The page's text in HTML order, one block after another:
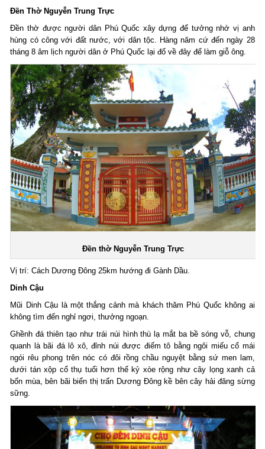
Đền Thờ Nguyễn Trung Trực
Đền thờ được người dân Phú Quốc xây dựng để tưởng nhớ vị anh
hùng có công với đất nước, với dân tộc. Hàng năm cứ đến ngày 28
tháng 8 âm lịch người dân ở Phú Quốc lại đổ về đây để làm giỗ ông.
Đền thờ Nguyễn Trung Trực
Vị trí: Cách Dương Đông 25km hướng đi Gành Dầu.
Dinh Cậu
Mũi Dinh Cậu là một thắng cảnh mà khách thăm Phú Quốc không ai
không tìm đến nghỉ ngơi, thưởng ngoạn.
Ghềnh đá thiên tạo như trái núi hình thù lạ mắt ba bề sóng vỗ, chung
quanh là bãi đá lô xô, đỉnh núi được điểm tô bằng ngôi miếu cổ mái
ngói rêu phong trên nóc có đôi rồng chầu nguyệt bằng sứ men lam,
dưới tán xộp cổ thụ tuổi hơn thế kỷ xòe rộng như cây lọng xanh cả
bốn mùa, bên bãi biển thị trấn Dương Ðông kề bên cây hải đăng sừng
sững.